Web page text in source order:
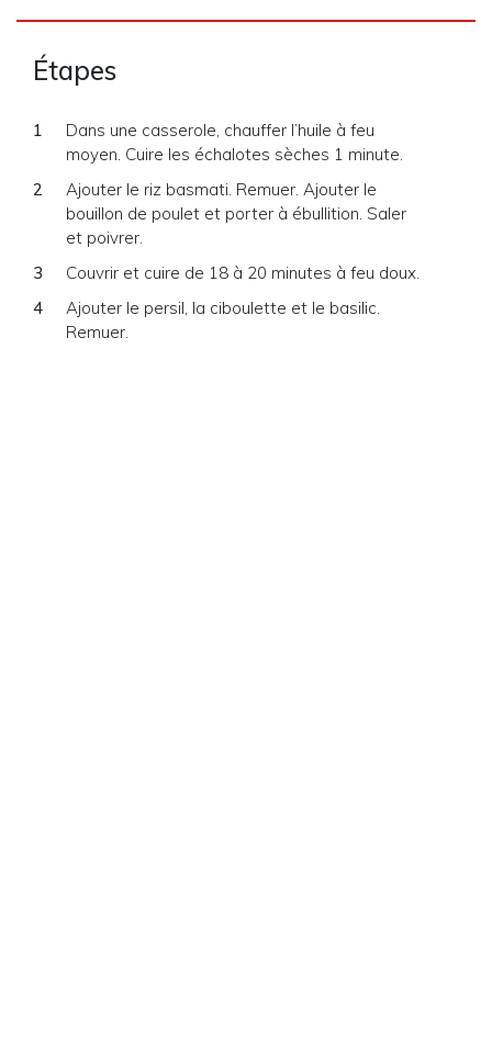
Étapes
Dans une casserole, chauffer l’huile à feu
moyen. Cuire les échalotes sèches 1 minute.
Ajouter le riz basmati. Remuer. Ajouter le
bouillon de poulet et porter à ébullition. Saler
et poivrer.
Couvrir et cuire de 18 à 20 minutes à feu doux.
Ajouter le persil, la ciboulette et le basilic.
Remuer.